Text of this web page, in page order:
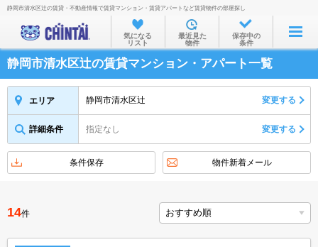
お部屋を探す
沿線・駅から
住所から
物件特集から
不動産会社から
TOP
静岡市清水区辻の賃貸・不動産情報で賃貸マンション・賃貸アパートなど賃貸物件の部屋探し
気になる
リスト
最近見た
物件
保存中の
条件
静岡市清水区辻の賃貸マンション・アパート一覧
エリア 静岡市清水区辻 変更する
詳細条件 指定なし 変更する
条件保存 物件新着メール
14件